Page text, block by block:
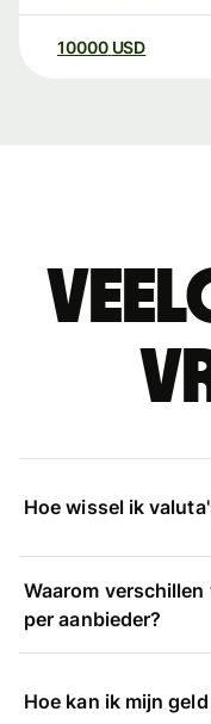
10000 USD
Hoe wissel ik
Waarom
per aanbieder?
Hoe kan ik mijn